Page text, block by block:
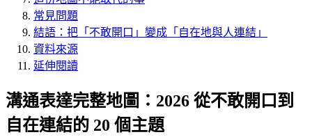
常見問題
結語：把「不敢開口」變成「自在地與人連結」
資料來源
延伸閱讀
溝通表達完整地圖：2026 從不敢開口到
自在連結的 20 個主題